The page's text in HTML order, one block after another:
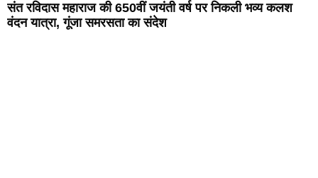
संत रविदास महाराज की 650वीं जयंती वर्ष पर निकली भव्य कलश
वंदन यात्रा, गूंजा समरसता का संदेश